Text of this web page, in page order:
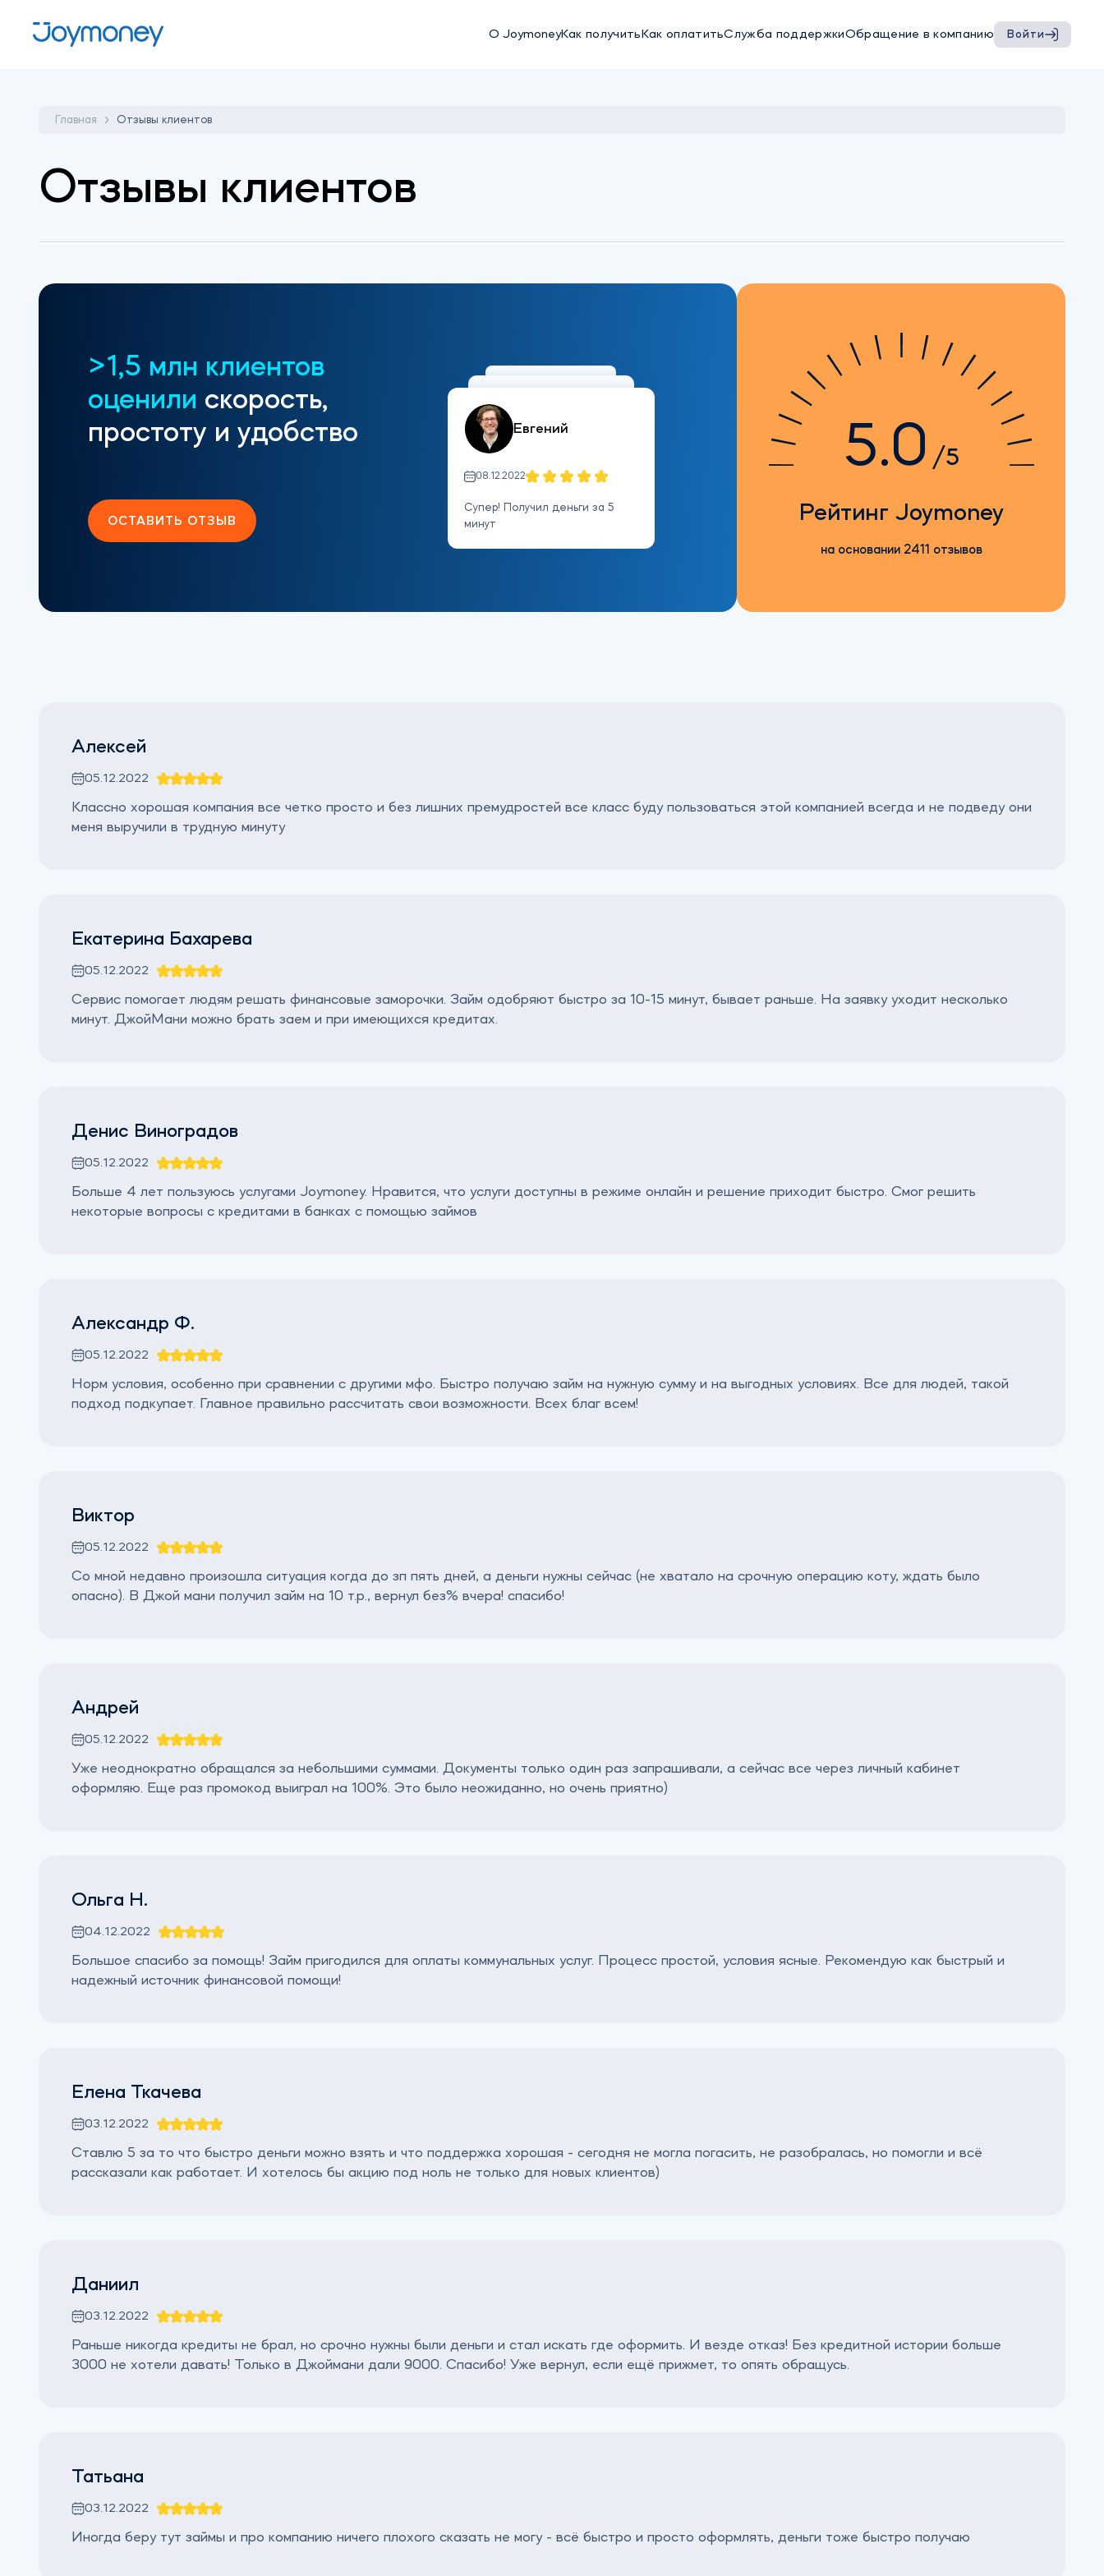
О JoymoneyКак получитьКак оплатитьСлужба поддержкиОбращение в компанию Войти
Главная Отзывы клиентов
Отзывы клиентов
>1,5 млн клиентов
оценили скорость,
простоту и удобство
Евгений
08.12.2022
Супер! Получил деньги за 5
минут
ОСТАВИТЬ ОТЗЫВ
5.0 /5
Рейтинг Joymoney
на основании 2411 отзывов
Алексей
05.12.2022
Классно хорошая компания все четко просто и без лишних премудростей все класс буду пользоваться этой компанией всегда и не подведу они
меня выручили в трудную минуту
Екатерина Бахарева
05.12.2022
Cервис помогает людям решать финансовые заморочки. Займ одобряют быстро за 10-15 минут, бывает раньше. На заявку уходит несколько
минут. ДжойМани можно брать заем и при имеющихся кредитах.
Денис Виноградов
05.12.2022
Больше 4 лет пользуюсь услугами Joymoney. Нравится, что услуги доступны в режиме онлайн и решение приходит быстро. Смог решить
некоторые вопросы с кредитами в банках с помощью займов
Александр Ф.
05.12.2022
Норм условия, особенно при сравнении с другими мфо. Быстро получаю займ на нужную сумму и на выгодных условиях. Все для людей, такой
подход подкупает. Главное правильно рассчитать свои возможности. Всех благ всем!
Виктор
05.12.2022
Со мной недавно произошла ситуация когда до зп пять дней, а деньги нужны сейчас (не хватало на срочную операцию коту, ждать было
опасно). В Джой мани получил займ на 10 т.р., вернул без% вчера! спасибо!
Андрей
05.12.2022
Уже неоднократно обращался за небольшими суммами. Документы только один раз запрашивали, а сейчас все через личный кабинет
оформляю. Еще раз промокод выиграл на 100%. Это было неожиданно, но очень приятно)
Ольга Н.
04.12.2022
Большое спасибо за помощь! Займ пригодился для оплаты коммунальных услуг. Процесс простой, условия ясные. Рекомендую как быстрый и
надежный источник финансовой помощи!
Елена Ткачева
03.12.2022
Ставлю 5 за то что быстро деньги можно взять и что поддержка хорошая - сегодня не могла погасить, не разобралась, но помогли и всё
рассказали как работает. И хотелось бы акцию под ноль не только для новых клиентов)
Даниил
03.12.2022
Раньше никогда кредиты не брал, но срочно нужны были деньги и стал искать где оформить. И везде отказ! Без кредитной истории больше
3000 не хотели давать! Только в Джоймани дали 9000. Спасибо! Уже вернул, если ещё прижмет, то опять обращусь.
Татьана
03.12.2022
Иногда беру тут займы и про компанию ничего плохого сказать не могу - всё быстро и просто оформлять, деньги тоже быстро получаю